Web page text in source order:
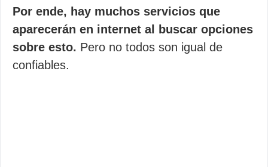
Por ende, hay muchos servicios que
aparecerán en internet al buscar opciones
sobre esto. Pero no todos son igual de
confiables.